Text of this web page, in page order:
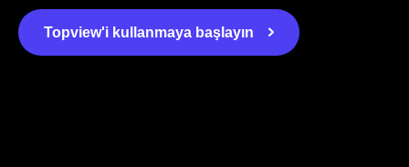
Topview'i kullanmaya başlayın